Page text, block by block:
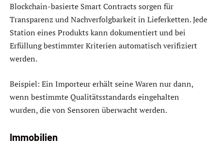
Blockchain-basierte Smart Contracts sorgen für
Transparenz und Nachverfolgbarkeit in Lieferketten. Jede
Station eines Produkts kann dokumentiert und bei
Erfüllung bestimmter Kriterien automatisch verifiziert
werden.
Beispiel: Ein Importeur erhält seine Waren nur dann,
wenn bestimmte Qualitätsstandards eingehalten
wurden, die von Sensoren überwacht werden.
Immobilien